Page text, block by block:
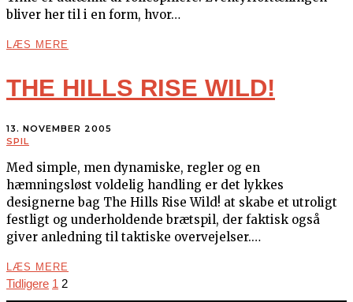
bliver her til i en form, hvor…
LÆS MERE
THE HILLS RISE WILD!
13. NOVEMBER 2005
SPIL
Med simple, men dynamiske, regler og en
hæmningsløst voldelig handling er det lykkes
designerne bag The Hills Rise Wild! at skabe et utroligt
festligt og underholdende brætspil, der faktisk også
giver anledning til taktiske overvejelser.…
LÆS MERE
Tidligere 1 2